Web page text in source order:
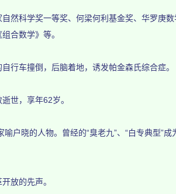
科学奖一等奖、何梁何利基金奖、华罗庚数
合数学》等。
车撞倒，后脑着地，诱发帕金森氏综合症。
世，享年62岁。
晓的人物。曾经的“臭老九”、“白专典型”成
放的先声。